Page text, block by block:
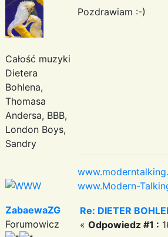
Całość muzyki
Dietera
Bohlena,
Thomasa
Andersa, BBB,
London Boys,
Sandry
Pozdrawiam :-)
www.Modern-
ZabaewaZG
Forumowicz
Re: DIETER
« Odpowiedz #1 :